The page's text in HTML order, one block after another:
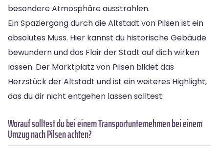
besondere Atmosphäre ausstrahlen.
Ein Spaziergang durch die Altstadt von Pilsen ist ein
absolutes Muss. Hier kannst du historische Gebäude
bewundern und das Flair der Stadt auf dich wirken
lassen. Der Marktplatz von Pilsen bildet das
Herzstück der Altstadt und ist ein weiteres Highlight,
das du dir nicht entgehen lassen solltest.
Worauf solltest du bei einem Transportunternehmen bei einem
Umzug nach Pilsen achten?